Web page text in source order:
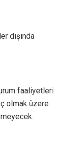
dışında
faaliyetleri
olmak üzere